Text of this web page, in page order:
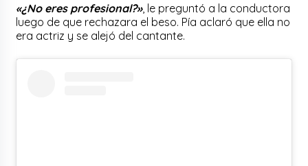
«¿No eres profesional?», le preguntó a la conductora
luego de que rechazara el beso. Pía aclaró que ella no
era actriz y se alejó del cantante.